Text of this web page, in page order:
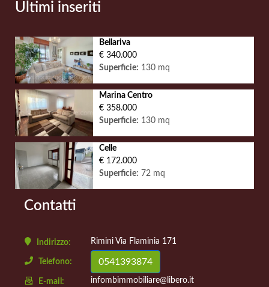
Ultimi inseriti
Bellariva
€ 340.000
Superficie: 130 mq
Marina Centro
€ 358.000
Superficie: 130 mq
Celle
€ 172.000
Superficie: 72 mq
Contatti
Indirizzo: Rimini Via Flaminia 171
Telefono: 0541393874
E-mail:
infombimmobiliare@libero.it